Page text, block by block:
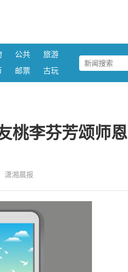
公共
旅游
邮票 古玩
桃李芬芳颂师恩
潇湘晨报